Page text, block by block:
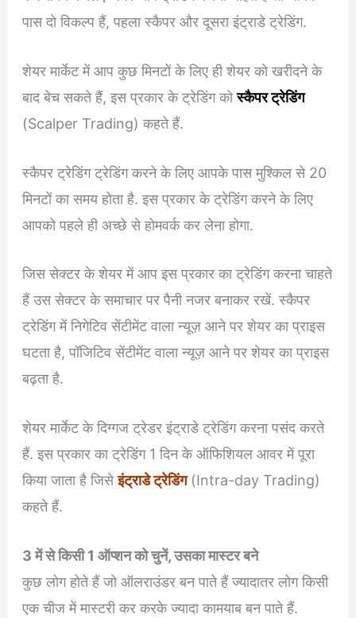
पास दो विकल्प हैं, पहला स्कैपर और दूसरा इंट्राडे ट्रेडिंग.
शेयर मार्केट में आप कुछ मिनटों के लिए ही शेयर को खरीदने के
बाद बेच सकते हैं, इस प्रकार के ट्रेडिंग कोस्कैपर ट्रेडिंग
(Scalper Trading) कहते हैं.
स्कैपर ट्रेडिंग ट्रेडिंग करने के लिए आपके पास मुश्किल से 20
मिनटों का समय होता है. इस प्रकार के ट्रेडिंग करने के लिए
आपको पहले ही अच्छे से होमवर्क कर लेना होगा.
जिस सेक्टर के शेयर में आप इस प्रकार का ट्रेडिंग करना चाहते
हैं उस सेक्टर के समाचार पर पैनी नजर बनाकर रखें. स्कैपर
ट्रेडिंग में निगेटिव सेंटीमेंट वाला न्यूज़ आने पर शेयर का प्राइस
घटता है, पॉजिटिव सेंटीमेंट वाला न्यूज़ आने पर शेयर का प्राइस
बढ़ता है.
शेयर मार्केट के दिग्गज ट्रेडर इंट्राडे ट्रेडिंग करना पसंद करते
हैं. इस प्रकार का ट्रेडिंग 1 दिन के ऑफिशियल आवर में पूरा
किया जाता है जिसेइंट्राडे ट्रेडिंग(Intra-day Trading)
कहते हैं.
3 में से किसी 1 ऑप्शन को चुनें, उसका मास्टर बने
कुछ लोग होते हैं जो ऑलराउंडर बन पाते हैं ज्यादातर लोग किसी
एक चीज में मास्टरी कर करके ज्यादा कामयाब बन पाते हैं.